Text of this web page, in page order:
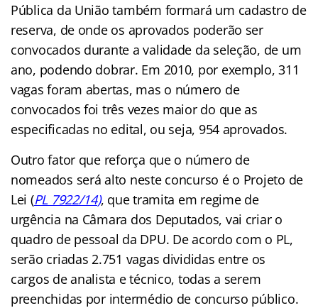
Pública da União também formará um cadastro de
reserva, de onde os aprovados poderão ser
convocados durante a validade da seleção, de um
ano, podendo dobrar. Em 2010, por exemplo, 311
vagas foram abertas, mas o número de
convocados foi três vezes maior do que as
especificadas no edital, ou seja, 954 aprovados.
Outro fator que reforça que o número de
nomeados será alto neste concurso é o Projeto de
Lei (PL 7922/14), que tramita em regime de
urgência na Câmara dos Deputados, vai criar o
quadro de pessoal da DPU. De acordo com o PL,
serão criadas 2.751 vagas divididas entre os
cargos de analista e técnico, todas a serem
preenchidas por intermédio de concurso público.